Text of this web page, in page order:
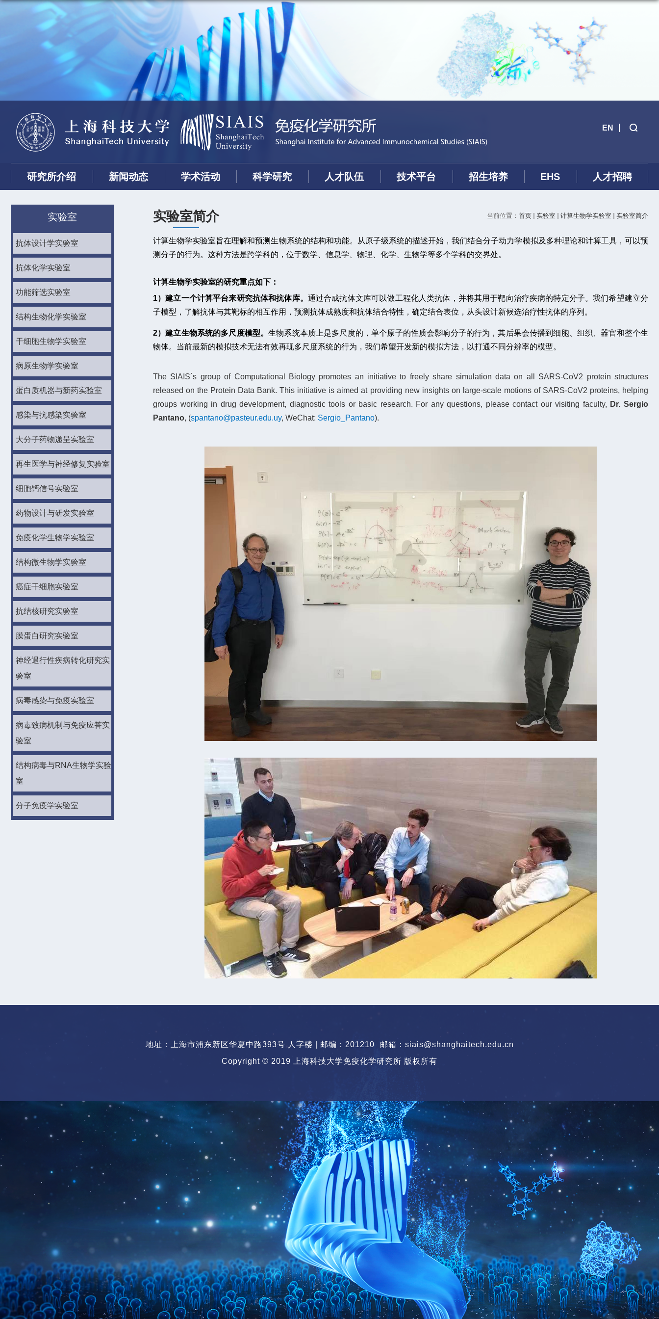
EN
研究所介绍 新闻动态 学术活动 科学研究 人才队伍 技术平台 招生培养 EHS 人才招聘
实验室
抗体设计学实验室
抗体化学实验室
功能筛选实验室
结构生物化学实验室
干细胞生物学实验室
病原生物学实验室
蛋白质机器与新药实验室
感染与抗感染实验室
大分子药物递呈实验室
再生医学与神经修复实验室
细胞钙信号实验室
药物设计与研发实验室
免疫化学生物学实验室
结构微生物学实验室
癌症干细胞实验室
抗结核研究实验室
膜蛋白研究实验室
神经退行性疾病转化研究实
验室
病毒感染与免疫实验室
病毒致病机制与免疫应答实
验室
结构病毒与RNA生物学实验
室
分子免疫学实验室
当前位置： 首页 实验室 计算生物学实验室 实验室简介
实验室简介
计算生物学实验室旨在理解和预测生物系统的结构和功能。从原子级系统的描述开始，我们结合分子动力学模拟及多种理论和计算工具，可以预
测分子的行为。这种方法是跨学科的，位于数学、信息学、物理、化学、生物学等多个学科的交界处。
计算生物学实验室的研究重点如下：
1）建立一个计算平台来研究抗体和抗体库。 通过合成抗体文库可以做工程化人类抗体，并将其用于靶向治疗疾病的特定分子。我们希望建立分
子模型，了解抗体与其靶标的相互作用，预测抗体成熟度和抗体结合特性，确定结合表位，从头设计新候选治疗性抗体的序列。
2）建立生物系统的多尺度模型。生物系统本质上是多尺度的，单个原子的性质会影响分子的行为，其后果会传播到细胞、组织、器官和整个生
物体。当前最新的模拟技术无法有效再现多尺度系统的行为，我们希望开发新的模拟方法，以打通不同分辨率的模型。
The SIAIS´s group of Computational Biology promotes an initiative to freely share simulation data on all SARS-CoV2 protein structures
released on the Protein Data Bank. This initiative is aimed at providing new insights on large-scale motions of SARS-CoV2 proteins, helping
groups working in drug development, diagnostic tools or basic research. For any questions, please contact our visiting faculty, Dr. Sergio
Pantano, (spantano@pasteur.edu.uy, WeChat: Sergio_Pantano).
地址：上海市浦东新区华夏中路393号 人字楼 | 邮编：201210
邮箱：siais@shanghaitech.edu.cn
Copyright © 2019 上海科技大学免疫化学研究所 版权所有